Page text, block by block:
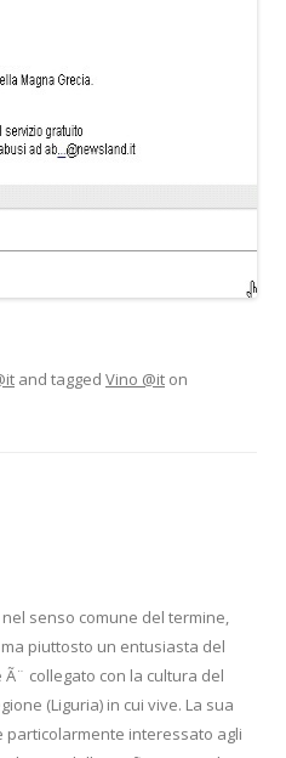
and tagged Vino @it on
senso comune del termine,
piuttosto un entusiasta del
collegato con la cultura del
(Liguria) in cui vive. La sua
interessato agli